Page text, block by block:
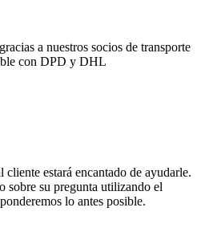
a nuestros socios de transporte
con DPD y DHL
estará encantado de ayudarle.
sobre su pregunta utilizando el
lo antes posible.